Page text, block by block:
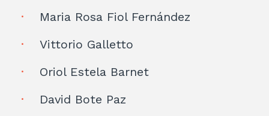
Maria Rosa Fiol Fernández
Vittorio Galletto
Oriol Estela Barnet
David Bote Paz